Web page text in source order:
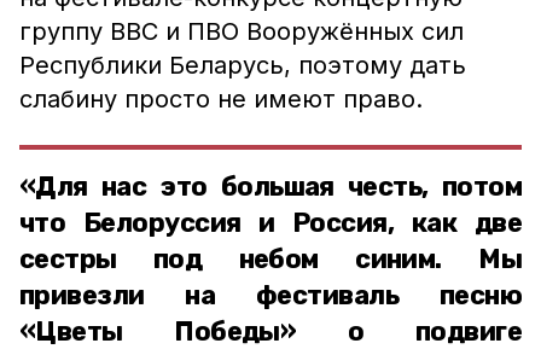
группу ВВС и ПВО Вооружённых сил
Республики Беларусь, поэтому дать
слабину просто не имеют право.
«Для нас это большая честь, потом
что Белоруссия и Россия, как две
сестры под небом синим. Мы
привезли на фестиваль песню
«Цветы Победы» о подвиге